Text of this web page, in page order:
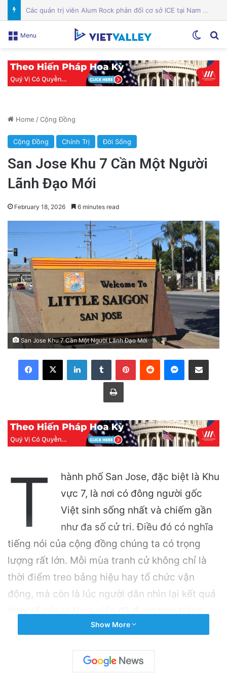
Công an Siết Chặt Quản Lý Người Dùng Mạng Xã Hội: Nhận Diện ‘Phản Động’ Theo Quan Điểm Đảng Cộng Sản Việt Nam
Menu
Home /Cộng Đồng
Cộng Đồng Chính Trị Đời Sống
San Jose Khu 7 Cần Một Người
Lãnh Đạo Mới
February 18, 2026 6 minutes read
San Jose Khu 7 Cần Một Người Lãnh Đạo Mới
LinkedInTumblr PinterestReddit Messenger
Share via Email
Print
T
hành phố San Jose, đặc biệt là Khu
vực 7, là nơi có đông người gốc
Việt sinh sống nhất và chiếm gần
như đa số cử tri. Điều đó có nghĩa
tiếng nói của cộng đồng chúng ta có trọng
lượng rất lớn. Mỗi mùa tranh cử không chỉ là
thời điểm treo bảng hiệu hay tổ chức vận
động, mà còn là lúc người dân nhìn lại kết quả
nhiệm đại diện cho khu vực.
Related Articles
Show More